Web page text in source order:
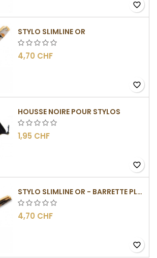
favorite_border
STYLO SLIMLINE OR
4,70 CHF
favorite_border
HOUSSE NOIRE POUR STYLOS
1,95 CHF
favorite_border
STYLO SLIMLINE OR - BARRETTE PLATE
4,70 CHF
favorite_border